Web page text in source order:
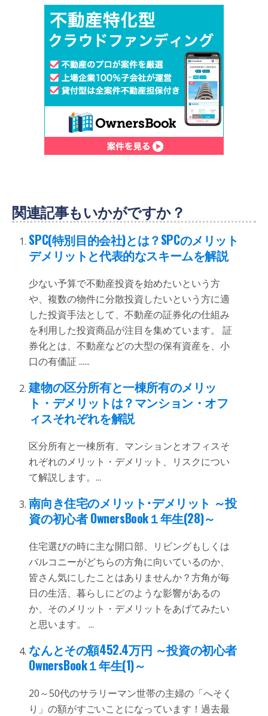
関連記事もいかがですか？
SPC(特別目的会社)とは？SPCのメリット
デメリットと代表的なスキームを解説
少ない予算で不動産投資を始めたいという方
や、複数の物件に分散投資したいという方に適
した投資手法として、不動産の証券化の仕組み
を利用した投資商品が注目を集めています。 証
券化とは、不動産などの大型の保有資産を、小
口の有価証 ......
建物の区分所有と一棟所有のメリッ
ト・デメリットは？マンション・オフ
ィスそれぞれを解説
区分所有と一棟所有、マンションとオフィスそ
れぞれのメリット・デメリット、リスクについ
て解説します。...
南向き住宅のメリット･デメリット ～投
資の初心者 OwnersBook１年生(28)～
住宅選びの時に主な開口部、リビングもしくは
バルコニーがどちらの方角に向いているのか、
皆さん気にしたことはありませんか？方角が毎
日の生活、暮らしにどのような影響があるの
か、そのメリット・デメリットをあげてみたい
と思います。 ...
なんとその額452.4万円 ～投資の初心者
OwnersBook１年生(1)～
20～50代のサラリーマン世帯の主婦の「へそく
り」の額がすごいことになっています！過去最